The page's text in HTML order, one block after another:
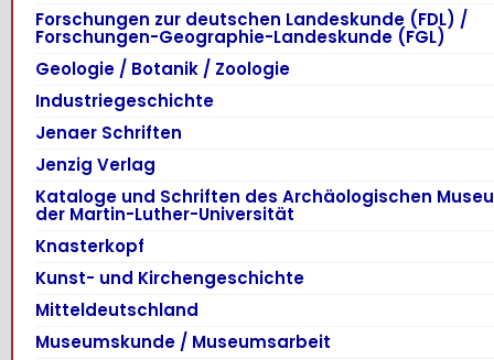
Forschungen zur deutschen Landeskunde (FDL) /
Forschungen-Geographie-Landeskunde (FGL)
Geologie / Botanik / Zoologie
Industriegeschichte
Jenaer Schriften
Jenzig Verlag
Kataloge und Schriften des Archäologischen
der Martin-Luther-Universität
Knasterkopf
Kunst- und Kirchengeschichte
Mitteldeutschland
Museumskunde / Museumsarbeit